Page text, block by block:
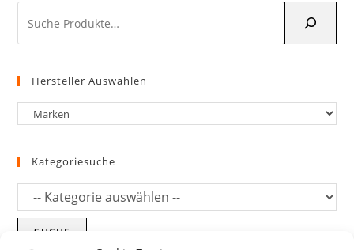
Hersteller Auswählen
Kategoriesuche
SUCHE